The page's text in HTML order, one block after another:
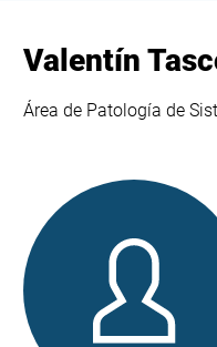
Valentín
Área de Patología de